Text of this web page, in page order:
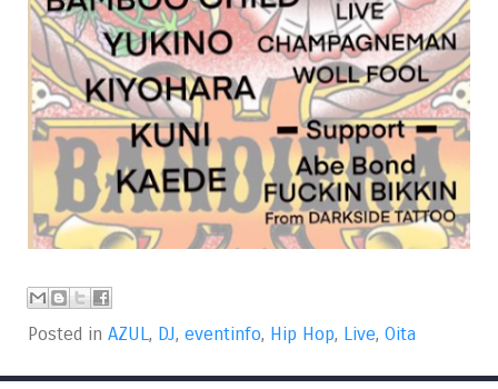
Posted in AZUL, DJ, eventinfo, Hip Hop, Live, Oita